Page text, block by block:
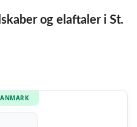
og elaftaler i St.